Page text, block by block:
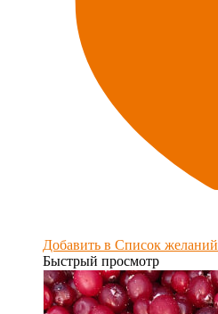
Добавить в Список желаний
Быстрый просмотр